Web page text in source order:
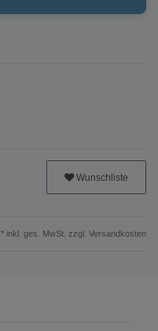
Wunschliste
* inkl. ges. MwSt. zzgl. Versandkosten